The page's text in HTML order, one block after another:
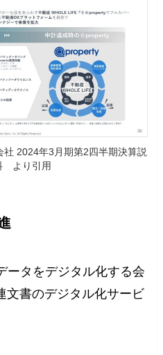
2024年3月期第2四半期決算説
より引用
ータをデジタル化する会
文書のデジタル化サービ